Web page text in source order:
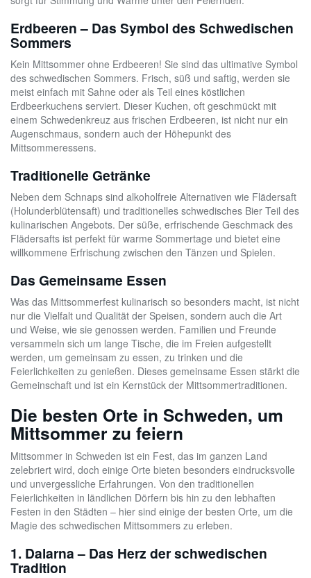
Erdbeeren – Das Symbol des Schwedischen
Sommers
Kein Mittsommer ohne Erdbeeren! Sie sind das ultimative Symbol
des schwedischen Sommers. Frisch, süß und saftig, werden sie
meist einfach mit Sahne oder als Teil eines köstlichen
Erdbeerkuchens serviert. Dieser Kuchen, oft geschmückt mit
einem Schwedenkreuz aus frischen Erdbeeren, ist nicht nur ein
Augenschmaus, sondern auch der Höhepunkt des
Mittsommeressens.
Traditionelle Getränke
Neben dem Schnaps sind alkoholfreie Alternativen wie Flädersaft
(Holunderblütensaft) und traditionelles schwedisches Bier Teil des
kulinarischen Angebots. Der süße, erfrischende Geschmack des
Flädersafts ist perfekt für warme Sommertage und bietet eine
willkommene Erfrischung zwischen den Tänzen und Spielen.
Das Gemeinsame Essen
Was das Mittsommerfest kulinarisch so besonders macht, ist nicht
nur die Vielfalt und Qualität der Speisen, sondern auch die Art
und Weise, wie sie genossen werden. Familien und Freunde
versammeln sich um lange Tische, die im Freien aufgestellt
werden, um gemeinsam zu essen, zu trinken und die
Feierlichkeiten zu genießen. Dieses gemeinsame Essen stärkt die
Gemeinschaft und ist ein Kernstück der Mittsommertraditionen.
Die besten Orte in Schweden, um
Mittsommer zu feiern
Mittsommer in Schweden ist ein Fest, das im ganzen Land
zelebriert wird, doch einige Orte bieten besonders eindrucksvolle
und unvergessliche Erfahrungen. Von den traditionellen
Feierlichkeiten in ländlichen Dörfern bis hin zu den lebhaften
Festen in den Städten – hier sind einige der besten Orte, um die
Magie des schwedischen Mittsommers zu erleben.
1. Dalarna – Das Herz der schwedischen
Tradition